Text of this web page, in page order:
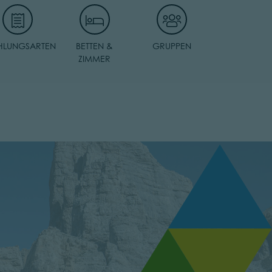
BETTEN &
ZIMMER
GRUPPEN